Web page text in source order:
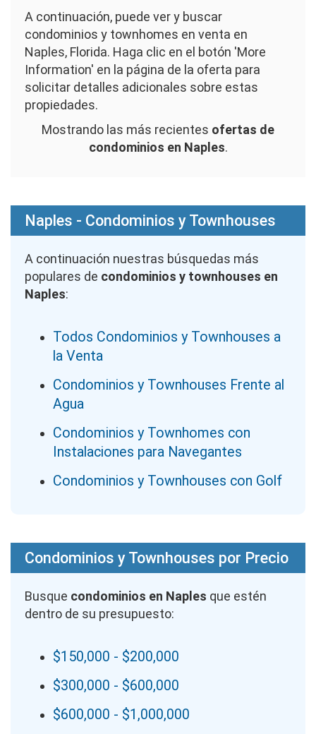
A continuación, puede ver y buscar
condominios y townhomes en venta en
Naples, Florida. Haga clic en el botón 'More
Information' en la página de la oferta para
solicitar detalles adicionales sobre estas
propiedades.
Mostrando las más recientes ofertas de
condominios en Naples.
Naples - Condominios y Townhouses
A continuación nuestras búsquedas más
populares de condominios y townhouses en
Naples:
Todos Condominios y Townhouses a
la Venta
Condominios y Townhouses Frente al
Agua
Condominios y Townhomes con
Instalaciones para Navegantes
Condominios y Townhouses con Golf
Condominios y Townhouses por Precio
Busque condominios en Naples que estén
dentro de su presupuesto:
$150,000 - $200,000
$300,000 - $600,000
$600,000 - $1,000,000